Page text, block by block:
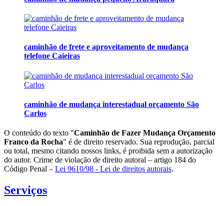
caminhão de frete e aproveitamento de mudança
telefone Caieiras
caminhão de mudança interestadual orçamento São
Carlos
O conteúdo do texto "Caminhão de Fazer Mudança Orçamento
Franco da Rocha" é de direito reservado. Sua reprodução, parcial
ou total, mesmo citando nossos links, é proibida sem a autorização
do autor. Crime de violação de direito autoral – artigo 184 do
Código Penal – Lei 9610/98 - Lei de direitos autorais.
Serviços